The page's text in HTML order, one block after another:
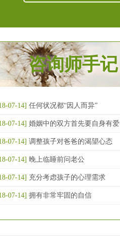
咨询师手记
07-14] 任何状况都“因人而异”
07-14] 婚姻中的双方首先要自身有爱
07-14] 调整孩子对爸爸的渴望心态
07-14] 晚上临睡前问老公
07-14] 充分考虑孩子的心理需求
07-14] 拥有非常牢固的自信